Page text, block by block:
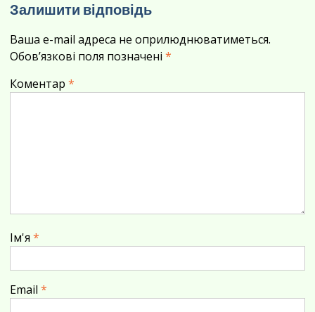
Залишити відповідь
Ваша e-mail адреса не оприлюднюватиметься.
Обов’язкові поля позначені*
Коментар*
Ім'я*
Email*